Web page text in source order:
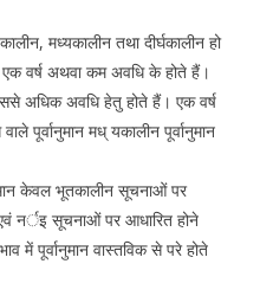
मध्यकालीन तथा दीर्घकालीन हो
वर्ष अथवा कम अवधि के होते हैं।
उससे अधिक अवधि हेतु होते हैं। एक वर्ष
पूर्वानुमान मध् यकालीन पूर्वानुमान
केवल भूतकालीन सूचनाओं पर
नर्इ सूचनाओं पर आधारित होने
में पूर्वानुमान वास्तविक से परे होते